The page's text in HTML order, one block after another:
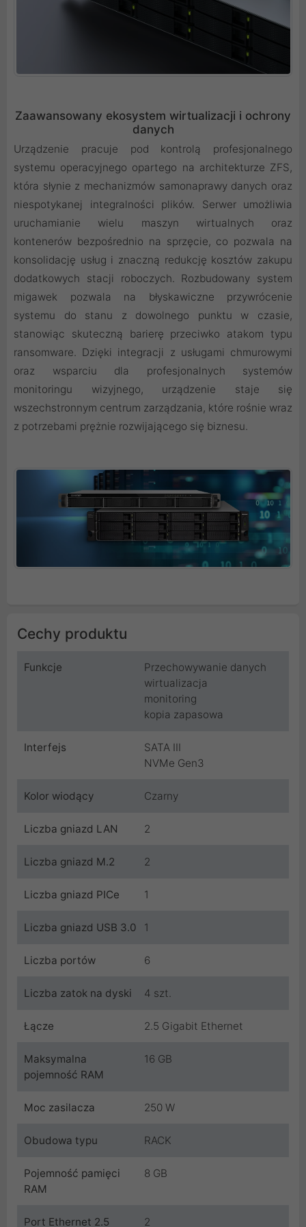
Zaawansowany ekosystem wirtualizacji i ochrony
danych
Urządzenie pracuje pod kontrolą profesjonalnego
systemu operacyjnego opartego na architekturze ZFS,
która słynie z mechanizmów samonaprawy danych oraz
niespotykanej integralności plików. Serwer umożliwia
uruchamianie wielu maszyn wirtualnych oraz
kontenerów bezpośrednio na sprzęcie, co pozwala na
konsolidację usług i znaczną redukcję kosztów zakupu
dodatkowych stacji roboczych. Rozbudowany system
migawek pozwala na błyskawiczne przywrócenie
systemu do stanu z dowolnego punktu w czasie,
stanowiąc skuteczną barierę przeciwko atakom typu
ransomware. Dzięki integracji z usługami chmurowymi
oraz wsparciu dla profesjonalnych systemów
monitoringu wizyjnego, urządzenie staje się
wszechstronnym centrum zarządzania, które rośnie wraz
z potrzebami prężnie rozwijającego się biznesu.
Cechy produktu
Funkcje
Przechowywanie danych
wirtualizacja
monitoring
kopia zapasowa
Interfejs
SATA III
NVMe Gen3
Kolor wiodący Czarny
Liczba gniazd LAN 2
Liczba gniazd M.2 2
Liczba gniazd PICe 1
Liczba gniazd USB 3.0 1
Liczba portów 6
Liczba zatok na dyski 4 szt.
Łącze 2.5 Gigabit Ethernet
Maksymalna
pojemność RAM
16 GB
Moc zasilacza 250 W
Obudowa typu RACK
Pojemność pamięci
RAM
8 GB
Port Ethernet 2.5 2